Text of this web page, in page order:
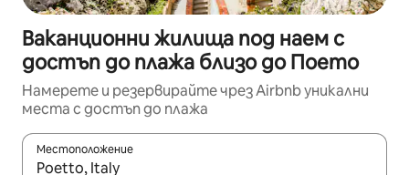
Ваканционни жилища под наем с
достъп до плажа близо до Поето
Намерете и резервирайте чрез Airbnb уникални
места с достъп до плажа
Местоположение
Когато резултатите се покажат, използвайте